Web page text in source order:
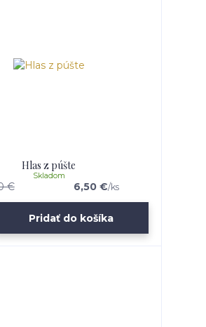
Hlas z púšte
€ 6,50 €/ks
Skladom
Pridať do košíka